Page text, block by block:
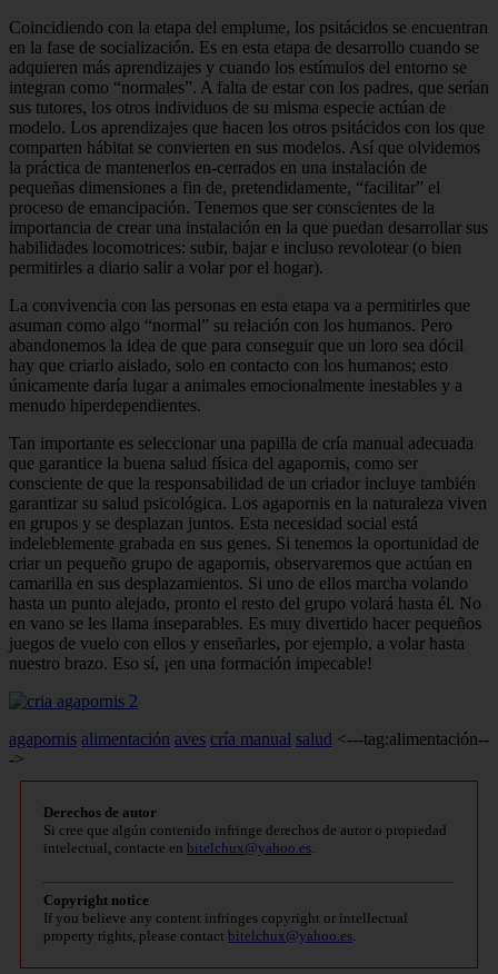
Coincidiendo con la etapa del emplume, los psitácidos se encuentran
en la fase de socialización. Es en esta etapa de desarrollo cuando se
adquieren más aprendizajes y cuando los estímulos del entorno se
integran como “normales”. A falta de estar con los padres, que serían
sus tutores, los otros individuos de su misma especie actúan de
modelo. Los aprendizajes que hacen los otros psitácidos con los que
comparten hábitat se convierten en sus modelos. Así que olvidemos
la práctica de mantenerlos en-cerrados en una instalación de
pequeñas dimensiones a fin de, pretendidamente, “facilitar” el
proceso de emancipación. Tenemos que ser conscientes de la
importancia de crear una instalación en la que puedan desarrollar sus
habilidades locomotrices: subir, bajar e incluso revolotear (o bien
permitirles a diario salir a volar por el hogar).
La convivencia con las personas en esta etapa va a permitirles que
asuman como algo “normal” su relación con los humanos. Pero
abandonemos la idea de que para conseguir que un loro sea dócil
hay que criarlo aislado, solo en contacto con los humanos; esto
únicamente daría lugar a animales emocionalmente inestables y a
menudo hiperdependientes.
Tan importante es seleccionar una papilla de cría manual adecuada
que garantice la buena salud física del agapornis, como ser
consciente de que la responsabilidad de un criador incluye también
garantizar su salud psicológica. Los agapornis en la naturaleza viven
en grupos y se desplazan juntos. Esta necesidad social está
indeleblemente grabada en sus genes. Si tenemos la oportunidad de
criar un pequeño grupo de agapornis, observaremos que actúan en
camarilla en sus desplazamientos. Si uno de ellos marcha volando
hasta un punto alejado, pronto el resto del grupo volará hasta él. No
en vano se les llama inseparables. Es muy divertido hacer pequeños
juegos de vuelo con ellos y enseñarles, por ejemplo, a volar hasta
nuestro brazo. Eso sí, ¡en una formación impecable!
agapornis alimentación aves cría manual salud <---tag:alimentación--
->
Derechos de autor
Si cree que algún contenido infringe derechos de autor o propiedad
intelectual, contacte en bitelchux@yahoo.es
Copyright notice
If you believe any content infringes copyright or intellectual
property rights, please contact bitelchux@yahoo.es